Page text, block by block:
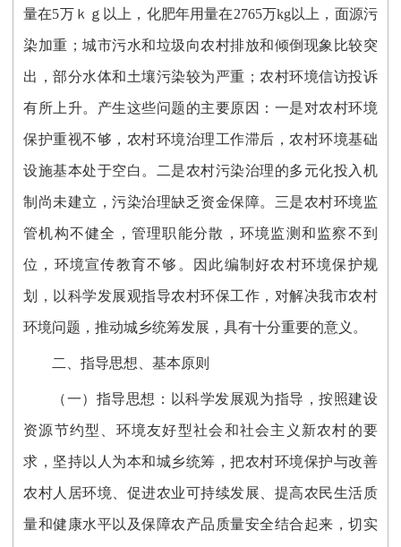
量在5万ｋｇ以上，化肥年用量在2765万kg以上，面源污
染加重；城市污水和垃圾向农村排放和倾倒现象比较突
出，部分水体和土壤污染较为严重；农村环境信访投诉
有所上升。产生这些问题的主要原因：一是对农村环境
保护重视不够，农村环境治理工作滞后，农村环境基础
设施基本处于空白。二是农村污染治理的多元化投入机
制尚未建立，污染治理缺乏资金保障。三是农村环境监
管机构不健全，管理职能分散，环境监测和监察不到
位，环境宣传教育不够。因此编制好农村环境保护规
划，以科学发展观指导农村环保工作，对解决我市农村
环境问题，推动城乡统筹发展，具有十分重要的意义。
二、指导思想、基本原则
（一）指导思想：以科学发展观为指导，按照建设
资源节约型、环境友好型社会和社会主义新农村的要
求，坚持以人为本和城乡统筹，把农村环境保护与改善
农村人居环境、促进农业可持续发展、提高农民生活质
量和健康水平以及保障农产品质量安全结合起来，切实